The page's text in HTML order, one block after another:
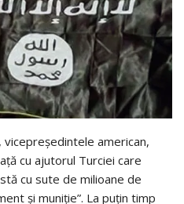
american,
cu ajutorul Turciei care
cu sute de milioane de
și muniție”. La puțin timp